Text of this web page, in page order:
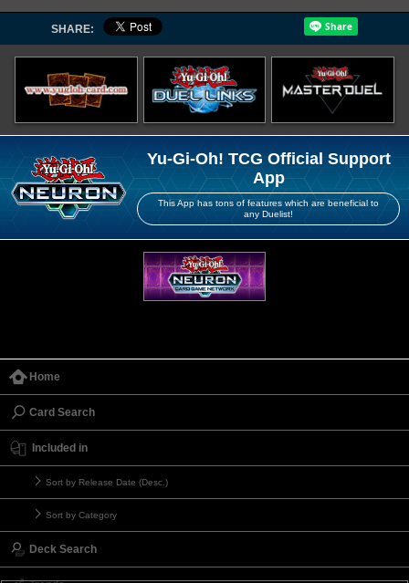
SHARE:
Yu-Gi-Oh! TCG Official Support
App
This App has tons of features which are beneficial to
any Duelist!
Home
Card Search
Included in
Sort by Release Date (Desc.)
Sort by Category
Deck Search